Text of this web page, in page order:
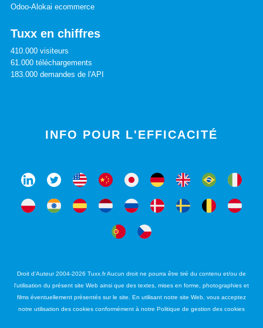
Odoo-Alokai ecommerce
Tuxx en chiffres
410.000 visiteurs
61.000 téléchargements
183.000 demandes de l'API
INFO POUR L'EFFICACITÉ
Droit d'Auteur 2004-2026 Tuxx.fr Aucun droit ne pourra être tiré du contenu et/ou de
l'utilisation du présent site Web ainsi que des textes, mises en forme, photographies et
films éventuellement présentés sur le site. En utilisant notre site Web, vous acceptez
notre utilisation des cookies conformément à notre Politique de gestion des cookies